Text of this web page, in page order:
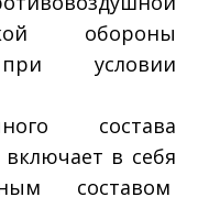
обороны
условии
состава
в себя
составом